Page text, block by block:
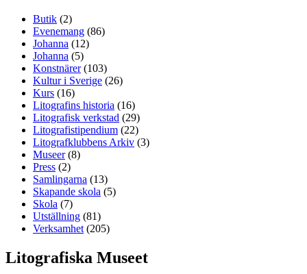
Butik (2)
Evenemang (86)
Johanna (12)
Johanna (5)
Konstnärer(103)
Kultur i Sverige (26)
Kurs (16)
Litografins historia (16)
Litografisk verkstad (29)
Litografistipendium (22)
Litografklubbens Arkiv (3)
Museer(8)
Press (2)
Samlingarna (13)
Skapande skola (5)
Skola (7)
Utställning (81)
Verksamhet (205)
Litografiska Museet